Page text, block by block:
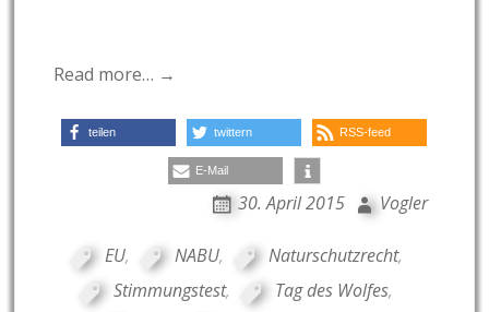
Read more… →
teilen twittern RSS-feed
E-Mail
30. April 2015 Vogler
EU, NABU, Naturschutzrecht,
Stimmungstest, Tag des Wolfes,